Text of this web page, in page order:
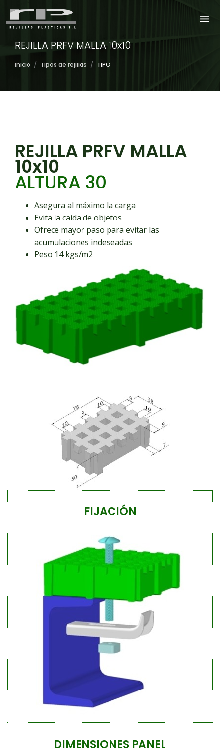
REJILLA PRFV MALLA 10x10
Inicio / Tipos de rejillas / TIPO
REJILLA PRFV MALLA
10x10
ALTURA 30
Asegura al máximo la carga
Evita la caída de objetos
Ofrece mayor paso para evitar las
acumulaciones indeseadas
Peso 14 kgs/m2
FIJACIÓN
DIMENSIONES PANEL